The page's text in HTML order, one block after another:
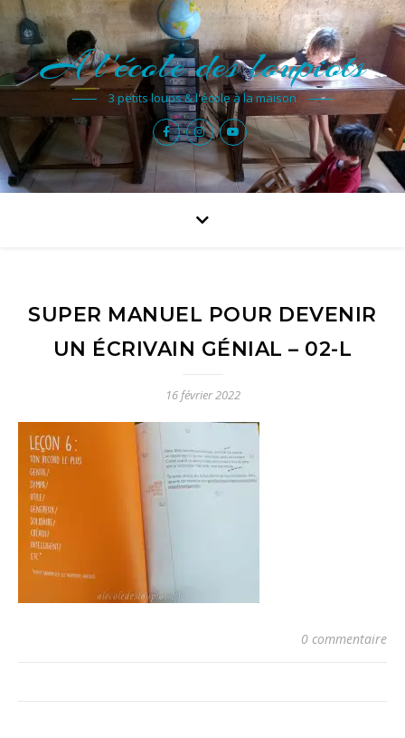
A l'école des loupiots
3 petits loups & l'école à la maison
SUPER MANUEL POUR DEVENIR
UN ÉCRIVAIN GÉNIAL – 02-L
16 février 2022
0 commentaire